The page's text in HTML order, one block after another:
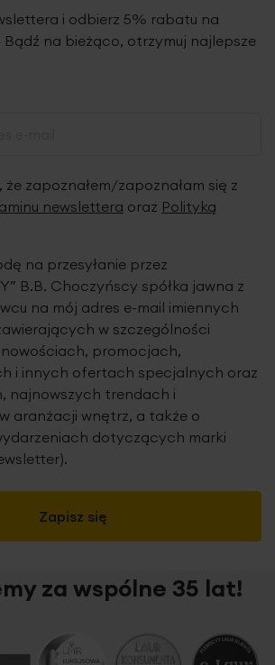
i odbierz 5% rabatu na
Bądź na bieżąco, otrzymuj najlepsze
że zapoznałem/zapoznałam się z
newslettera oraz Polityką
Zapisz się
na przesyłanie przez
B.B. Choczyńscy spółka jawna z
na mój adres e-mail imiennych
w szczególności
promocjach,
i innych ofertach specjalnych oraz
najnowszych trendach i
aranżacji wnętrz, a także o
dotyczących marki
za wspólne 35 lat!